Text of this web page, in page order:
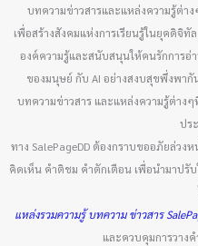
บทความข่าวสารและแหล่งความรู้ต่าง
เพื่อสร้างสังคมแห่งการเรียนรู้ในยุคดิจิ
องค์ความรู้และสนับสนุนให้คนรักการ
ของมนุษย์ กับ AI อย่างสงบสุขพึ่งพา
บทความข่าวสาร และแหล่งความรู้ต่าง
ปร
ทาง SalePageDD ต้องกราบขออภัยล่ว
คิดเห็น คำติชม คำตักเตือน เพื่อนำมาปรั
แหล่งรวมความรู้ บทความ ข่าวสาร
และควบคุมการวาง